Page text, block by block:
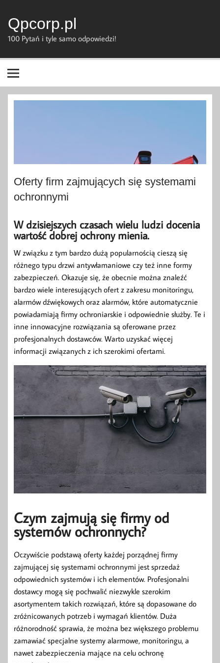
content
Qpcorp.pl
100 Pytań i tyle samo odpowiedzi!
Oferty firm zajmujących się systemami
ochronnymi
W dzisiejszych czasach wielu ludzi docenia
wartość dobrej ochrony mienia.
W związku z tym bardzo dużą popularnością cieszą się
różnego typu drzwi antywłamaniowe czy też inne formy
zabezpieczeń. Okazuje się, że obecnie można znaleźć
bardzo wiele interesujących ofert z zakresu monitoringu,
alarmów dźwiękowych oraz alarmów, które automatycznie
powiadamiają firmy ochroniarskie i odpowiednie służby. Te i
inne innowacyjne rozwiązania są oferowane przez
profesjonalnych dostawców. Warto uzyskać więcej
informacji związanych z ich szerokimi ofertami.
Czym zajmują się firmy od
systemów ochronnych?
Oczywiście podstawą oferty każdej porządnej firmy
zajmującej się systemami ochronnymi jest sprzedaż
odpowiednich systemów i ich elementów. Profesjonalni
dostawcy mogą się pochwalić niezwykle szerokim
asortymentem takich rozwiązań, które są dopasowane do
zróżnicowanych potrzeb i wymagań klientów. Duża
różnorodność sprawia, że można bez większego problemu
zamawiać specjalne systemy alarmowe, monitoringu, a
nawet zabezpieczenia mające na celu ochronę